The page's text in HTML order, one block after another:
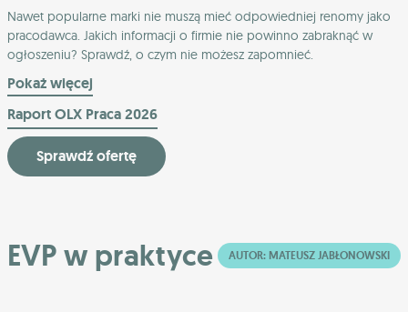
Nawet popularne marki nie muszą mieć odpowiedniej renomy jako
pracodawca. Jakich informacji o firmie nie powinno zabraknąć w
ogłoszeniu? Sprawdź, o czym nie możesz zapomnieć.
Pokaż więcej
Raport OLX Praca 2026
Sprawdź ofertę
EVP w praktyce AUTOR: MATEUSZ JABŁONOWSKI